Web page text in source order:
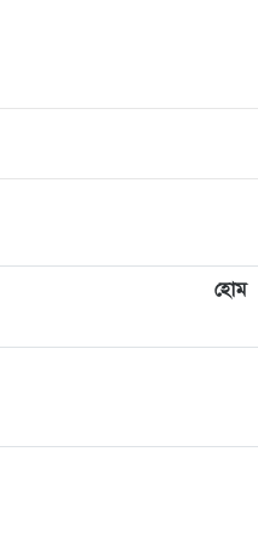
হোম